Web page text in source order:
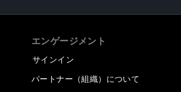
エンゲージメント
サインイン
パートナー（組織）について